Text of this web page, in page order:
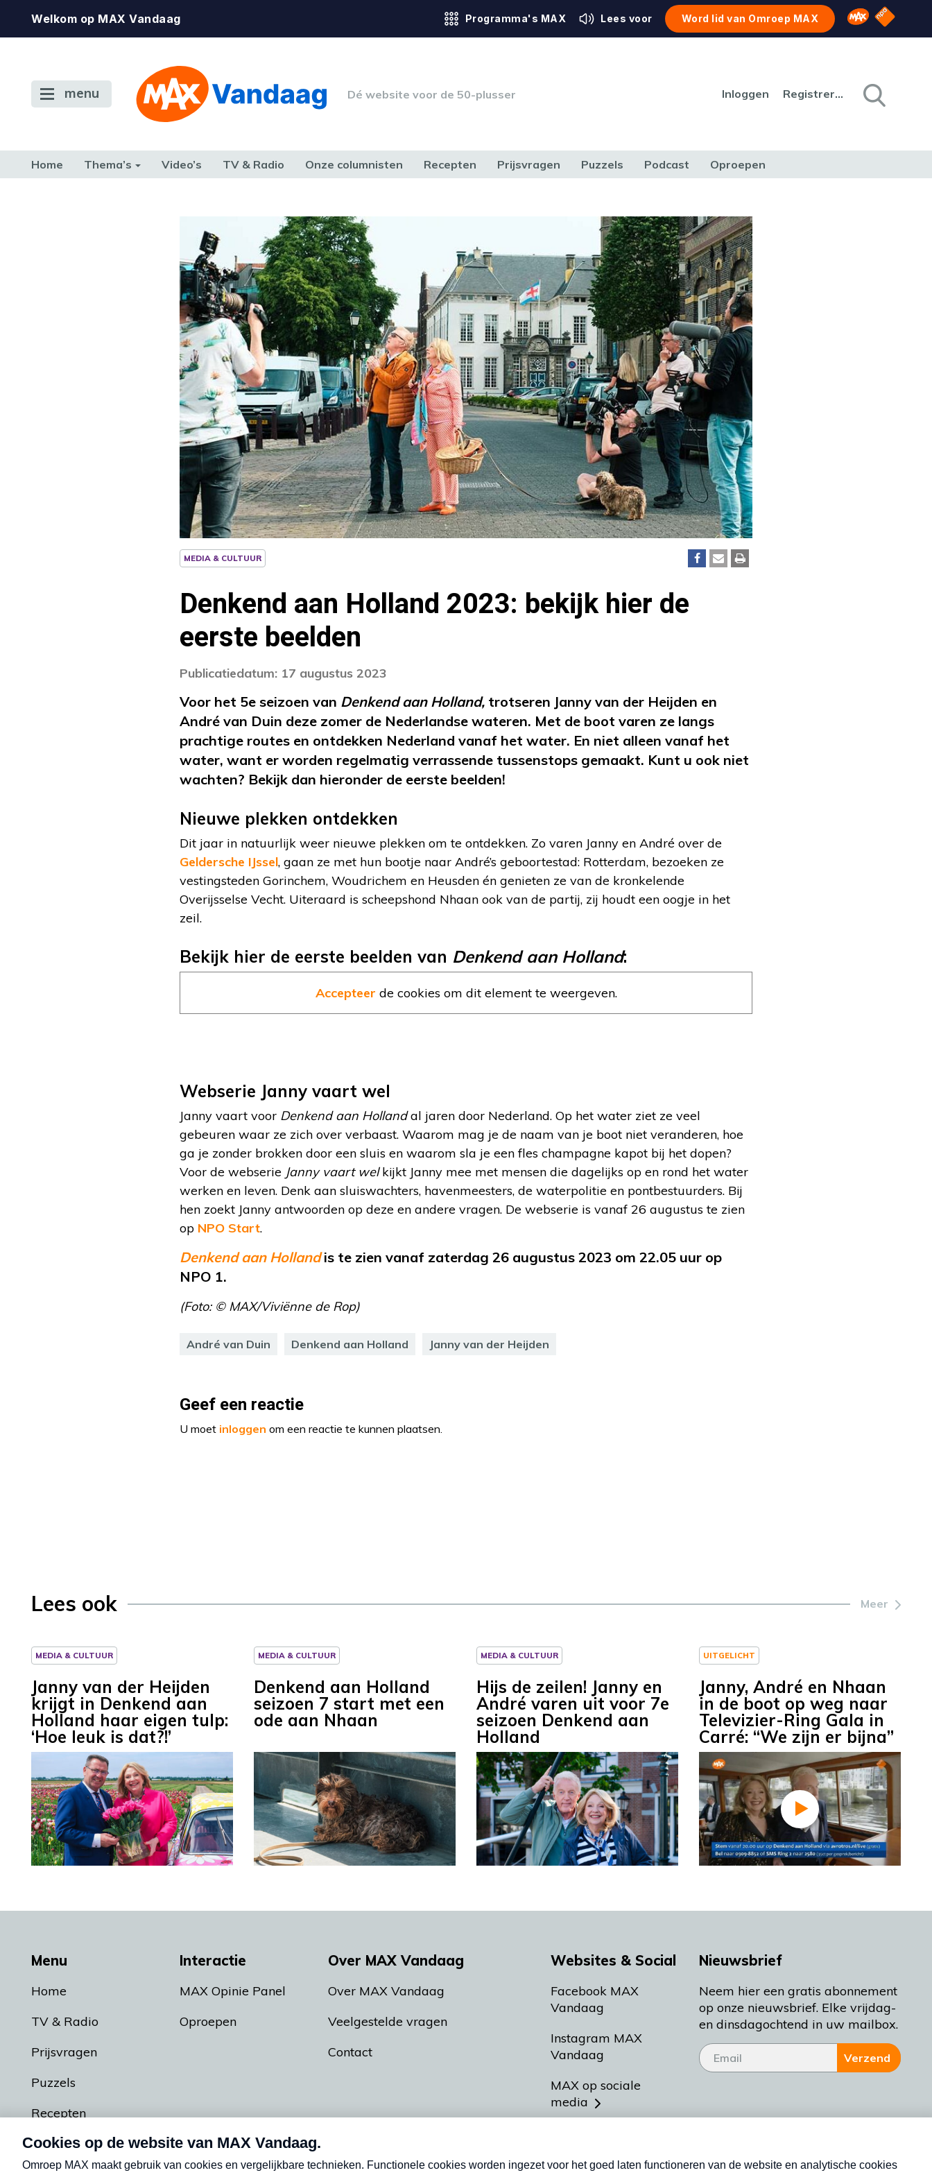
Welkom op MAX Vandaag Programma's MAX Lees voor Word lid van Omroep MAX Omroep MAX
NPO
menu Dé website voor de 50-plusser Inloggen Registreren
Home Thema’s Video’s TV & Radio Onze columnisten Recepten Prijsvragen Puzzels Podcast Oproepen
MEDIA & CULTUUR
Denkend aan Holland 2023: bekijk hier de
eerste beelden
Publicatiedatum: 17 augustus 2023
Voor het 5e seizoen van Denkend aan Holland, trotseren Janny van der Heijden en
André van Duin deze zomer de Nederlandse wateren. Met de boot varen ze langs
prachtige routes en ontdekken Nederland vanaf het water. En niet alleen vanaf het
water, want er worden regelmatig verrassende tussenstops gemaakt. Kunt u ook niet
wachten? Bekijk dan hieronder de eerste beelden!
Nieuwe plekken ontdekken
Dit jaar in natuurlijk weer nieuwe plekken om te ontdekken. Zo varen Janny en André over de
Geldersche IJssel, gaan ze met hun bootje naar André’s geboortestad: Rotterdam, bezoeken ze
vestingsteden Gorinchem, Woudrichem en Heusden én genieten ze van de kronkelende
Overijsselse Vecht. Uiteraard is scheepshond Nhaan ook van de partij, zij houdt een oogje in het
zeil.
Bekijk hier de eerste beelden van Denkend aan Holland:
Accepteer de cookies om dit element te weergeven.
Webserie Janny vaart wel
Janny vaart voor Denkend aan Hollandal jaren door Nederland. Op het water ziet ze veel
gebeuren waar ze zich over verbaast. Waarom mag je de naam van je boot niet veranderen, hoe
ga je zonder brokken door een sluis en waarom sla je een fles champagne kapot bij het dopen?
Voor de webserie Janny vaart welkijkt Janny mee met mensen die dagelijks op en rond het water
werken en leven. Denk aan sluiswachters, havenmeesters, de waterpolitie en pontbestuurders. Bij
hen zoekt Janny antwoorden op deze en andere vragen. De webserie is vanaf 26 augustus te zien
op NPO Start.
Denkend aan Hollandis te zien vanaf zaterdag 26 augustus 2023 om 22.05 uur op
NPO 1.
(Foto: © MAX/Viviënne de Rop)
André van Duin Denkend aan Holland Janny van der Heijden
Geef een reactie
U moet inloggen om een reactie te kunnen plaatsen.
Lees ook Meer
MEDIA & CULTUUR
Janny van der Heijden
krijgt in Denkend aan
Holland haar eigen tulp:
‘Hoe leuk is dat?!’
MEDIA & CULTUUR
Denkend aan Holland
seizoen 7 start met een
ode aan Nhaan
MEDIA & CULTUUR
Hijs de zeilen! Janny en
André varen uit voor 7e
seizoen Denkend aan
Holland
UITGELICHT
Janny, André en Nhaan
in de boot op weg naar
Televizier-Ring Gala in
Carré: “We zijn er bijna”
Menu
Home
TV & Radio
Prijsvragen
Puzzels
Recepten
Podcasts
Interactie
MAX Opinie Panel
Oproepen
Over MAX Vandaag
Over MAX Vandaag
Veelgestelde vragen
Contact
Websites & Social
Facebook MAX
Vandaag
Instagram MAX
Vandaag
MAX op sociale
media
Meldpunt Actueel
Nieuwsbrief
Neem hier een gratis abonnement
op onze nieuwsbrief. Elke vrijdag-
en dinsdagochtend in uw mailbox.
Verzend